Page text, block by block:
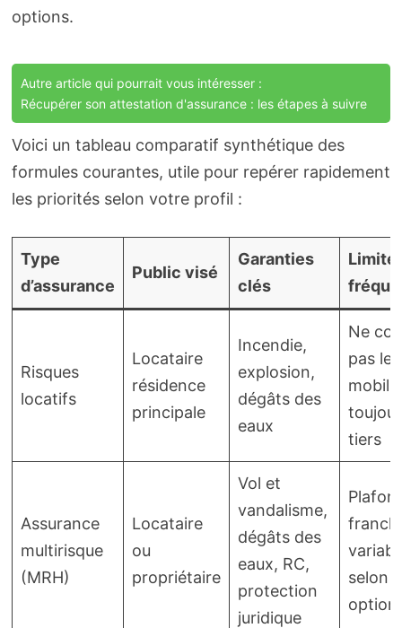
options.
Autre article qui pourrait vous intéresser :
Récupérer son attestation d'assurance : les étapes à suivre
Voici un tableau comparatif synthétique des
formules courantes, utile pour repérer rapidement
les priorités selon votre profil :
Type
d’assurance
Public visé
Garanties
clés
Risques
locatifs
Locataire
résidence
principale
Incendie,
explosion,
dégâts des
eaux
Ne
pas le
tiers
Assurance
multirisque
(MRH)
Locataire
ou
propriétaire
Vol et
vandalisme,
dégâts des
eaux, RC,
protection
juridique
selon